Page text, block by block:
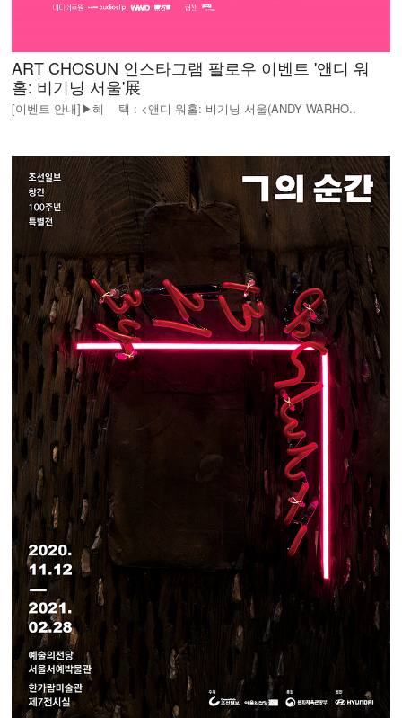
ART CHOSUN 인스타그램 팔로우 이벤트 '앤디 워
홀: 비기닝 서울'展
[이벤트 안내]▶혜 택 : <앤디 워홀: 비기닝 서울(ANDY WARHO..